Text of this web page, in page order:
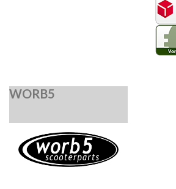
WORB5